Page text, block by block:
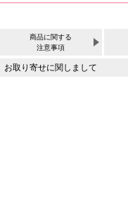
商品に関する
注意事項
お取り寄せに関しまして